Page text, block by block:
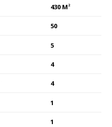
430 M 2
50
5
4
4
1
1